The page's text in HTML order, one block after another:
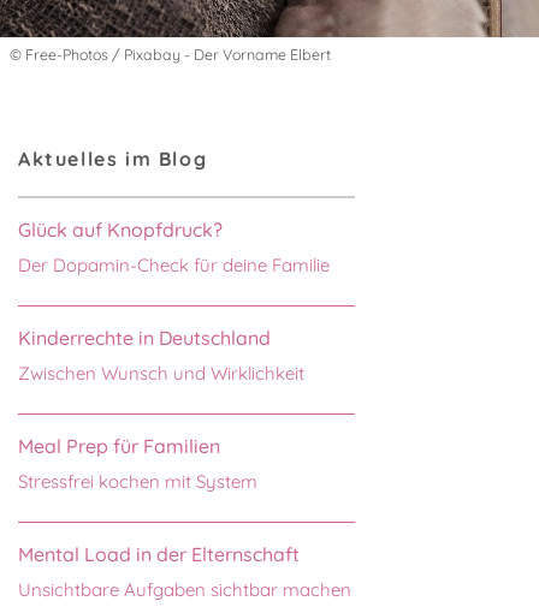
© Free-Photos / Pixabay - Der Vorname Elbert
Aktuelles im Blog
Glück auf Knopfdruck?
Der Dopamin-Check für deine Familie
Kinderrechte in Deutschland
Zwischen Wunsch und Wirklichkeit
Meal Prep für Familien
Stressfrei kochen mit System
Mental Load in der Elternschaft
Unsichtbare Aufgaben sichtbar machen